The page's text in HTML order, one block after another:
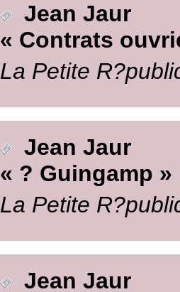
Jean Jaur
« Contrats
La Petite
Jean Jaur
« ? Guingamp »
La Petite
Jean Jaur